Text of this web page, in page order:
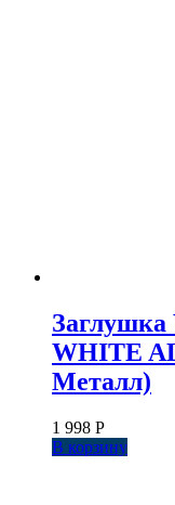
Заглушка
WHITE
Металл)
1 998 Р
В корзину